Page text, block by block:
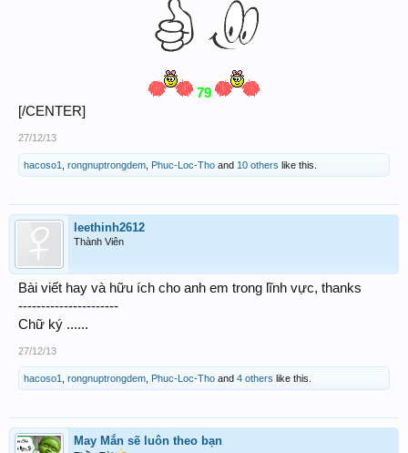
79
[/CENTER]
27/12/13
hacoso1 rongnuptrongdem Phuc-Loc-Tho and 10 others like this.
leethinh2612
Thành Viên
Bài viết hay và hữu ích cho anh em trong lĩnh vực, thanks
----------------------
Chữ ký ......
27/12/13
hacoso1 rongnuptrongdem Phuc-Loc-Tho and 4 others like this.
May Mắn sẽ luôn theo bạn